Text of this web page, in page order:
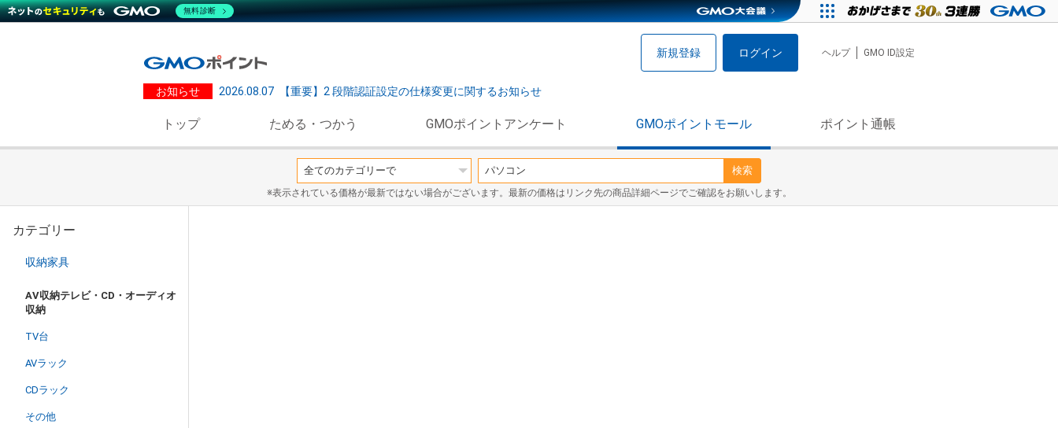
新規登録 ログイン ヘルプ GMO ID設定
お知らせ 2026.08.07 【重要】2 段階認証設定の仕様変更に関するお知らせ
トップ ためる・つかう GMOポイントアンケート GMOポイントモール ポイント通帳
検索
※表示されている価格が最新ではない場合がございます。最新の価格はリンク先の商品詳細ページでご確認をお願いします。
カテゴリー
収納家具
AV収納テレビ・CD・オーディオ
収納
TV台
AVラック
CDラック
その他
無料診断